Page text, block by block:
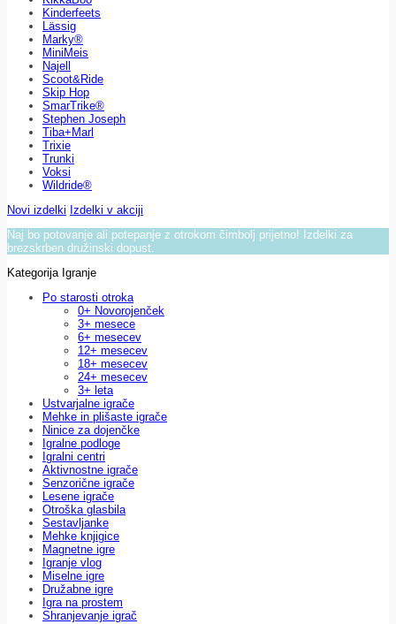
Kinderfeets
Lässig
Marky®
MiniMeis
Najell
Scoot&Ride
Skip Hop
SmarTrike®
Stephen Joseph
Tiba+Marl
Trixie
Trunki
Voksi
Wildride®
Novi izdelki Izdelki v akciji
Naj bo potovanje ali potepanje z otrokom čimbolj prijetno! Izdelki za
brezskrben družinski dopust.
Kategorija Igranje
Po starosti otroka
0+ Novorojenček
3+ mesece
6+ mesecev
12+ mesecev
18+ mesecev
24+ mesecev
3+ leta
Ustvarjalne igrače
Mehke in plišaste igrače
Ninice za dojenčke
Igralne podloge
Igralni centri
Aktivnostne igrače
Senzorične igrače
Lesene igrače
Otroška glasbila
Sestavljanke
Mehke knjigice
Magnetne igre
Igranje vlog
Miselne igre
Družabne igre
Igra na prostem
Shranjevanje igrač